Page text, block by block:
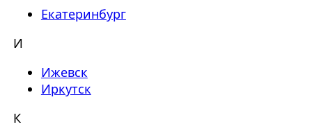
Екатеринбург
И
Ижевск
Иркутск
К